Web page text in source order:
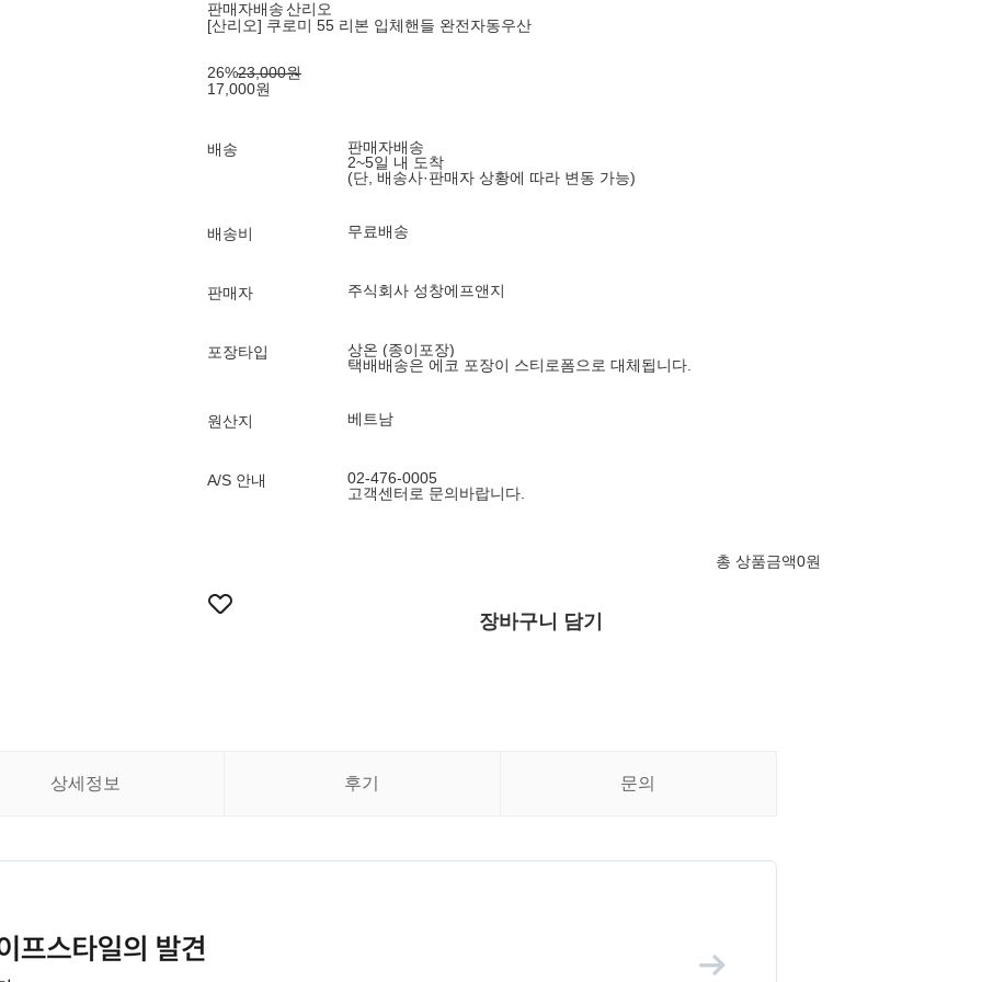
판매자배송산리오
[산리오] 쿠로미 55 리본 입체핸들 완전자동우산
26%23,000원
17,000원
배송
판매자배송
2~5일 내 도착
(단, 배송사·판매자 상황에 따라 변동 가능)
배송비 무료배송
판매자 주식회사 성창에프앤지
포장타입
상온 (종이포장)
택배배송은 에코 포장이 스티로폼으로 대체됩니다.
원산지 베트남
A/S 안내
02-476-0005
고객센터로 문의바랍니다.
총 상품금액0원
장바구니 담기
상세정보 후기 문의